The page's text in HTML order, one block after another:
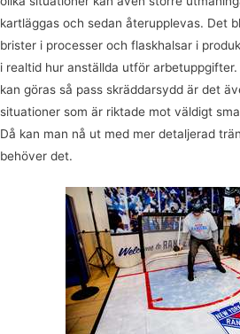
kartläggas och sedan återupplevas. Det
brister i processer och flaskhalsar i
i realtid hur anställda utför
kan göras så pass skräddarsydd är det
situationer som är riktade mot väldigt
Då kan man nå ut med mer detaljerad
behöver det.